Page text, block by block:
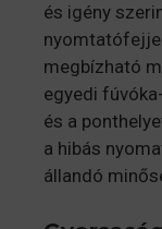
és igény
megbízható
egyedi
és a
a hibás
állandó